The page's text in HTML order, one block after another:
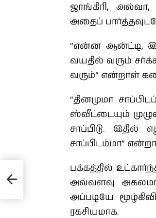
ஜாங்கிரி,
அதைப்
“என்ன ஆன்ட்டி,
வயதில் வரும்
வரும்” என்றாள்
“தினமுமா
ஸ்வீட்டையும்
சாப்பிடு.
சாப்பிடம்மா”
பக்கத்தில்
அவ்வளவு
அப்படியே
ரகசியமாக.